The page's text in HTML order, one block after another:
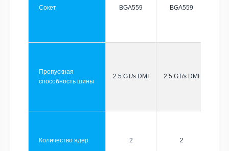
Сокет BGA559 BGA559
Пропускная
способность шины
2.5 GT/s DMI 2.5 GT/s DMI
Количество ядер 2 2